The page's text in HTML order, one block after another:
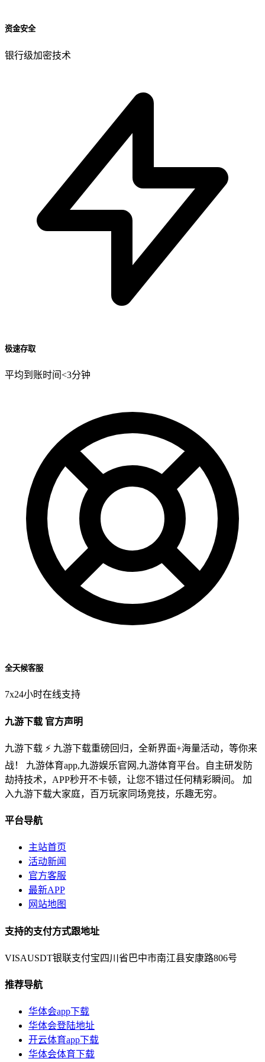
资金安全
银行级加密技术
极速存取
平均到账时间<3分钟
全天候客服
7x24小时在线支持
九游下载 官方声明
九游下载 ⚡ 九游下载重磅回归，全新界面+海量活动，等你来
战！ 九游体育app,九游娱乐官网,九游体育平台。自主研发防
劫持技术，APP秒开不卡顿，让您不错过任何精彩瞬间。 加
入九游下载大家庭，百万玩家同场竞技，乐趣无穷。
平台导航
主站首页
活动新闻
官方客服
最新APP
网站地图
支持的支付方式跟地址
VISAUSDT银联支付宝四川省巴中市南江县安康路806号
推荐导航
华体会app下载
华体会登陆地址
开云体育app下载
华体会体育下载